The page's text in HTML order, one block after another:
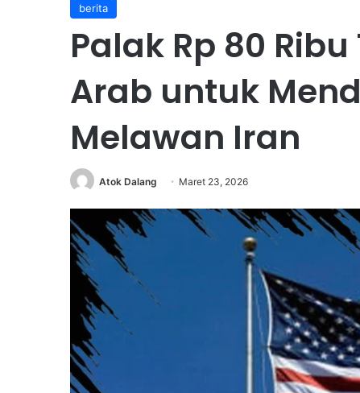
berita
Palak Rp 80
Arab untuk
Melawan Iran
Atok Dalang Maret 23, 2026